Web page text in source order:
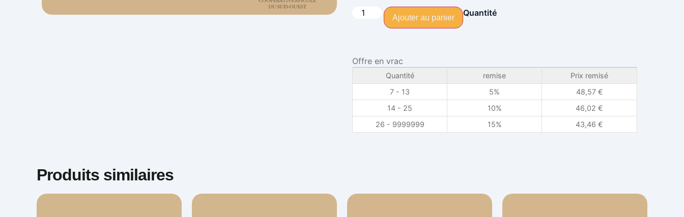
Quantité
Ajouter au panier
Offre en vrac
Quantité remise
Prix remisé
7 - 13
5% 48,57 €
14 - 25
10% 46,02 €
26 - 9999999
15% 43,46 €
Produits similaires